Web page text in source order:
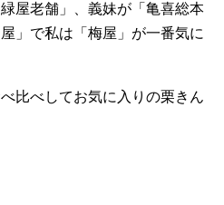
屋老舗」、義妹が「亀喜総本
」で私は「梅屋」が一番気に
比べしてお気に入りの栗きん